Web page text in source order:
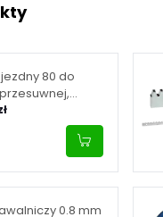
80 do
5-rolkowy, rolki z
sztucznego
0.8 mm